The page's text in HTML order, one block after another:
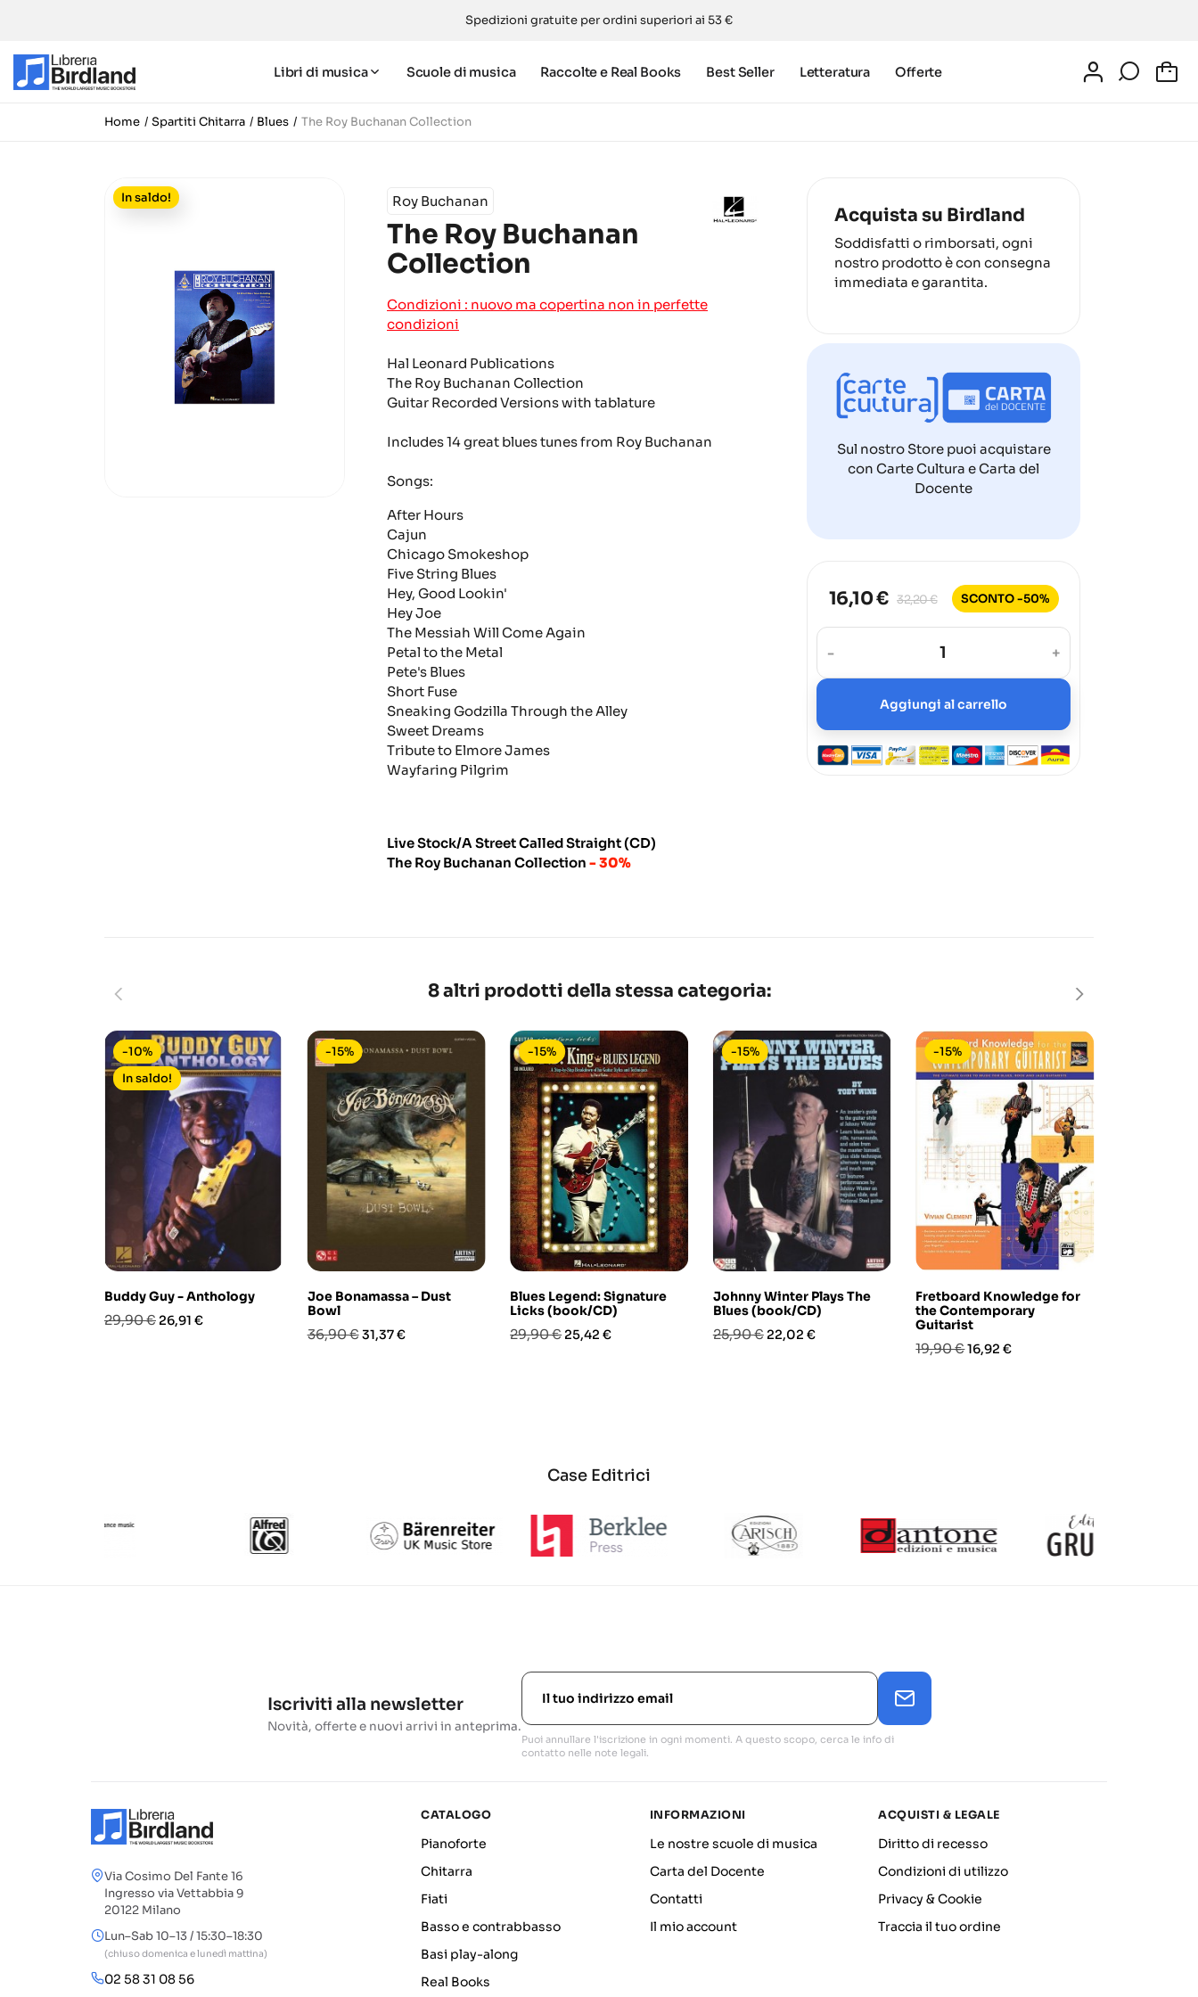
Spedizioni gratuite per ordini superiori ai 53 €
Libri di musica Scuole di musica Raccolte e Real Books Best Seller Letteratura Offerte
Home Spartiti Chitarra Blues The Roy Buchanan Collection
In saldo! Roy Buchanan
The Roy Buchanan
Collection
Condizioni : nuovo ma copertina non in perfette
condizioni
Hal Leonard Publications
The Roy Buchanan Collection
Guitar Recorded Versions with tablature
Includes 14 great blues tunes from Roy Buchanan
Songs:
After Hours
Cajun
Chicago Smokeshop
Five String Blues
Hey, Good Lookin'
Hey Joe
The Messiah Will Come Again
Petal to the Metal
Pete's Blues
Short Fuse
Sneaking Godzilla Through the Alley
Sweet Dreams
Tribute to Elmore James
Wayfaring Pilgrim
Live Stock/A Street Called Straight (CD)
The Roy Buchanan Collection - 30%
Acquista su Birdland
Soddisfatti o rimborsati, ogni
nostro prodotto è con consegna
immediata e garantita.
Sul nostro Store puoi acquistare
con Carte Cultura e Carta del
Docente
16,10 € 32,20 € SCONTO -50%
- +
Aggiungi al carrello
8 altri prodotti della stessa categoria:
Buddy Guy - Anthology
Prezzo
29,90 € Prezzo
26,91 €
-10%
In saldo!
Joe Bonamassa – Dust
Bowl
Prezzo
36,90 €Prezzo
31,37 €
-15%
Blues Legend: Signature
Licks (book/CD)
Prezzo
29,90 € Prezzo
25,42 €
-15%
Johnny Winter Plays The
Blues (book/CD)
Prezzo
25,90 € Prezzo
22,02 €
-15%
Fretboard Knowledge for
the Contemporary
Guitarist
Prezzo
19,90 €Prezzo
16,92 €
-15%
Case Editrici
Iscriviti alla newsletter
Novità, offerte e nuovi arrivi in anteprima.
Puoi annullare l'iscrizione in ogni momenti. A questo scopo, cerca le info di
contatto nelle note legali.
Via Cosimo Del Fante 16
Ingresso via Vettabbia 9
20122 Milano
Lun–Sab 10–13 / 15:30–18:30
(chiuso domenica e lunedì mattina)
02 58 31 08 56
CATALOGO
Pianoforte
Chitarra
Fiati
Basso e contrabbasso
Basi play-along
Real Books
INFORMAZIONI
Le nostre scuole di musica
Carta del Docente
Contatti
Il mio account
ACQUISTI & LEGALE
Diritto di recesso
Condizioni di utilizzo
Privacy & Cookie
Traccia il tuo ordine